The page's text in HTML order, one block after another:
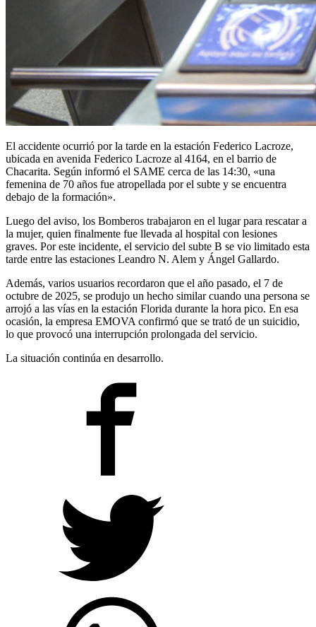
El accidente ocurrió por la tarde en la estación Federico Lacroze,
ubicada en avenida Federico Lacroze al 4164, en el barrio de
Chacarita. Según informó el SAME cerca de las 14:30, «una
femenina de 70 años fue atropellada por el subte y se encuentra
debajo de la formación».
Luego del aviso, los Bomberos trabajaron en el lugar para rescatar a
la mujer, quien finalmente fue llevada al hospital con lesiones
graves. Por este incidente, el servicio del subte B se vio limitado esta
tarde entre las estaciones Leandro N. Alem y Ángel Gallardo.
Además, varios usuarios recordaron que el año pasado, el 7 de
octubre de 2025, se produjo un hecho similar cuando una persona se
arrojó a las vías en la estación Florida durante la hora pico. En esa
ocasión, la empresa EMOVA confirmó que se trató de un suicidio,
lo que provocó una interrupción prolongada del servicio.
La situación continúa en desarrollo.